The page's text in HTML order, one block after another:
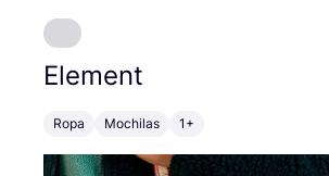
Element
Ropa Mochilas 1+